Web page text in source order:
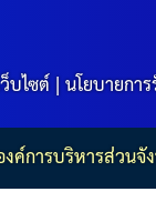
บไซต์|นโยบายกา
ค์การบริหารส่วน